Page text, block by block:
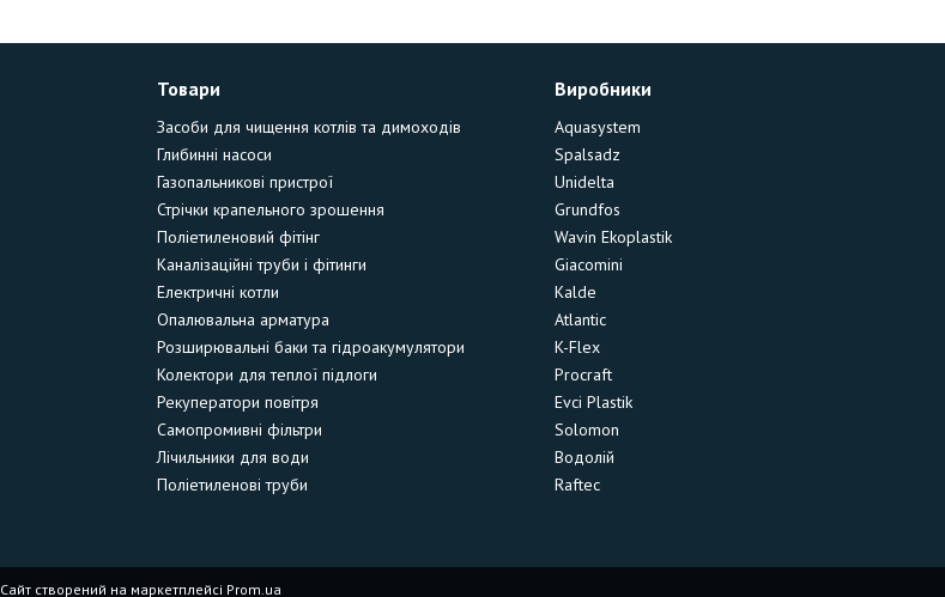
Товари
Засоби для чищення котлів та димоходів
Глибинні насоси
Газопальникові пристрої
Стрічки крапельного зрошення
Поліетиленовий фітінг
Каналізаційні труби і фітинги
Електричні котли
Опалювальна арматура
Розширювальні баки та гідроакумулятори
Колектори для теплої підлоги
Рекуператори повітря
Самопромивні фільтри
Лічильники для води
Поліетиленові труби
Виробники
Aquasystem
Spalsadz
Unidelta
Grundfos
Wavin Ekoplastik
Giacomini
Kalde
Atlantic
K-Flex
Procraft
Evci Plastik
Solomon
Водолій
Raftec
Сайт створений на маркетплейсі Prom.ua